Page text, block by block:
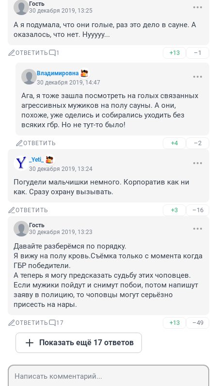
Гость
30 декабря 2019, 13:25
А я подумала, что они голые, раз это дело в сауне. А
оказалось, что нет. Нууууу...
ОТВЕТИТЬ 1 +13 –1
Владимировна
30 декабря 2019, 14:47
Ага, я тоже зашла посмотреть на голых связанных
агрессивных мужиков на полу сауны. А они,
похоже, уже оделись и собирались уходить без
всяких гбр. Но не тут-то было!
ОТВЕТИТЬ +4 –2
_Yeti_
30 декабря 2019, 13:24
Погудели мальчишки немного. Корпоратив как ни
как. Сразу охрану вызывать.
ОТВЕТИТЬ +3 –16
Гость
30 декабря 2019, 13:23
Давайте разберёмся по порядку.
Я вижу на полу кровь.Съёмка только с момента когда
ГБР победители.
А теперь я могу предсказать судьбу этих чоповцев.
Если мужики пойдут и снимут побои, потом напишут
заяву в полицию, то чоповцы могут серьёзно
присесть на нары.
ОТВЕТИТЬ 17 +13 –49
Показать ещё 17 ответов